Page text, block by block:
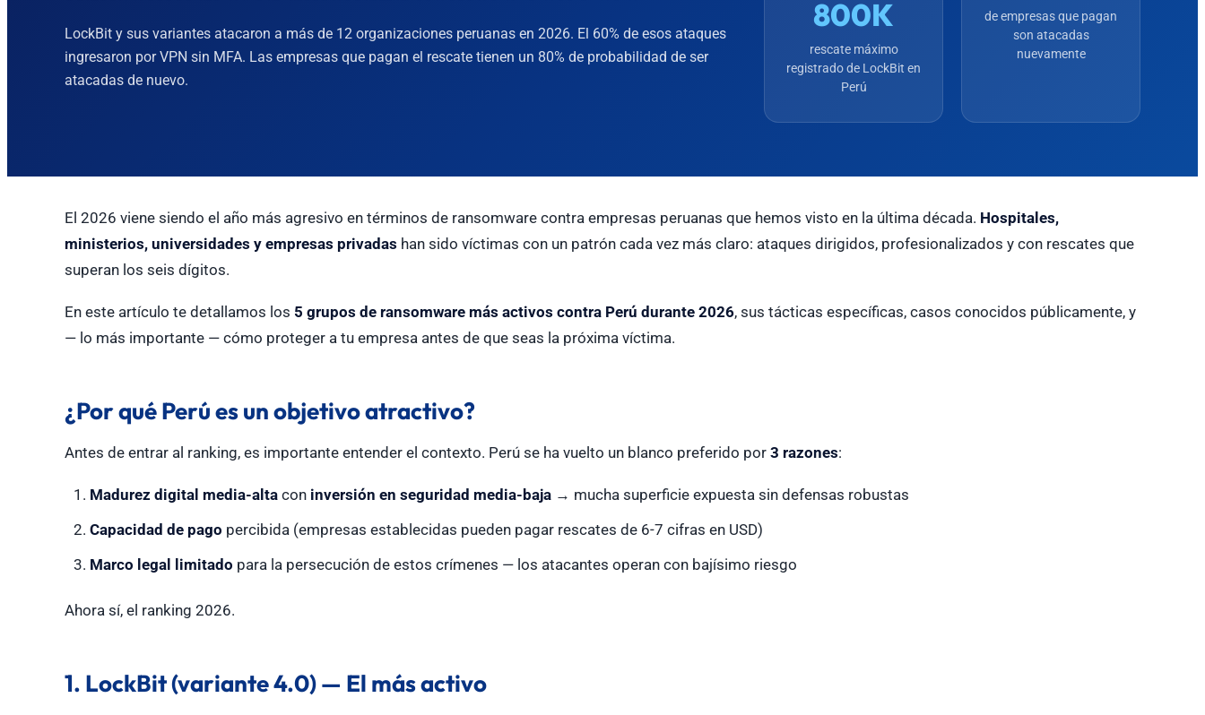
LockBit y sus variantes atacaron a más de 12 organizaciones peruanas en 2026. El 60% de esos ataques
ingresaron por VPN sin MFA. Las empresas que pagan el rescate tienen un 80% de probabilidad de ser
atacadas de nuevo.
800K
rescate máximo
registrado de LockBit en
Perú
de empresas que pagan
son atacadas
nuevamente
El 2026 viene siendo el año más agresivo en términos de ransomware contra empresas peruanas que hemos visto en la última década. Hospitales,
ministerios, universidades y empresas privadas han sido víctimas con un patrón cada vez más claro: ataques dirigidos, profesionalizados y con rescates que
superan los seis dígitos.
En este artículo te detallamos los 5 grupos de ransomware más activos contra Perú durante 2026, sus tácticas específicas, casos conocidos públicamente, y
— lo más importante — cómo proteger a tu empresa antes de que seas la próxima víctima.
¿Por qué Perú es un objetivo atractivo?
Antes de entrar al ranking, es importante entender el contexto. Perú se ha vuelto un blanco preferido por 3 razones:
Madurez digital media-alta con inversión en seguridad media-baja → mucha superficie expuesta sin defensas robustas
Capacidad de pago percibida (empresas establecidas pueden pagar rescates de 6-7 cifras en USD)
Marco legal limitado para la persecución de estos crímenes — los atacantes operan con bajísimo riesgo
Ahora sí, el ranking 2026.
1. LockBit (variante 4.0) — El más activo